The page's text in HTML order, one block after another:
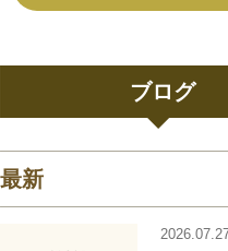
ブログ
最新